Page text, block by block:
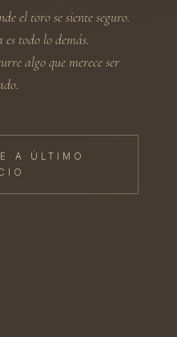
el toro se siente seguro.
es todo lo demás.
algo que merece ser
A ÚLTIMO